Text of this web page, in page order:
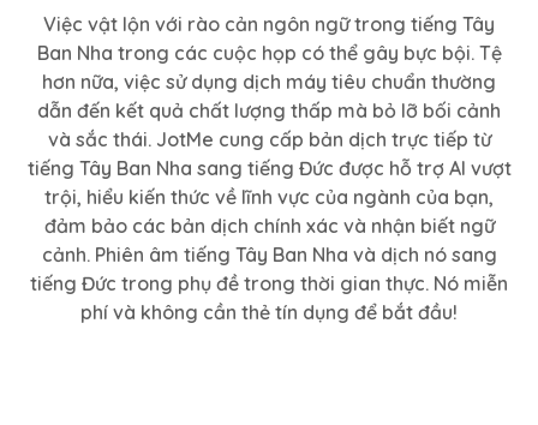
Việc vật lộn với rào cản ngôn ngữ trong tiếng Tây
Ban Nha trong các cuộc họp có thể gây bực bội. Tệ
hơn nữa, việc sử dụng dịch máy tiêu chuẩn thường
dẫn đến kết quả chất lượng thấp mà bỏ lỡ bối cảnh
và sắc thái. JotMe cung cấp bản dịch trực tiếp từ
tiếng Tây Ban Nha sang tiếng Đức được hỗ trợ AI vượt
trội, hiểu kiến thức về lĩnh vực của ngành của bạn,
đảm bảo các bản dịch chính xác và nhận biết ngữ
cảnh. Phiên âm tiếng Tây Ban Nha và dịch nó sang
tiếng Đức trong phụ đề trong thời gian thực. Nó miễn
phí và không cần thẻ tín dụng để bắt đầu!